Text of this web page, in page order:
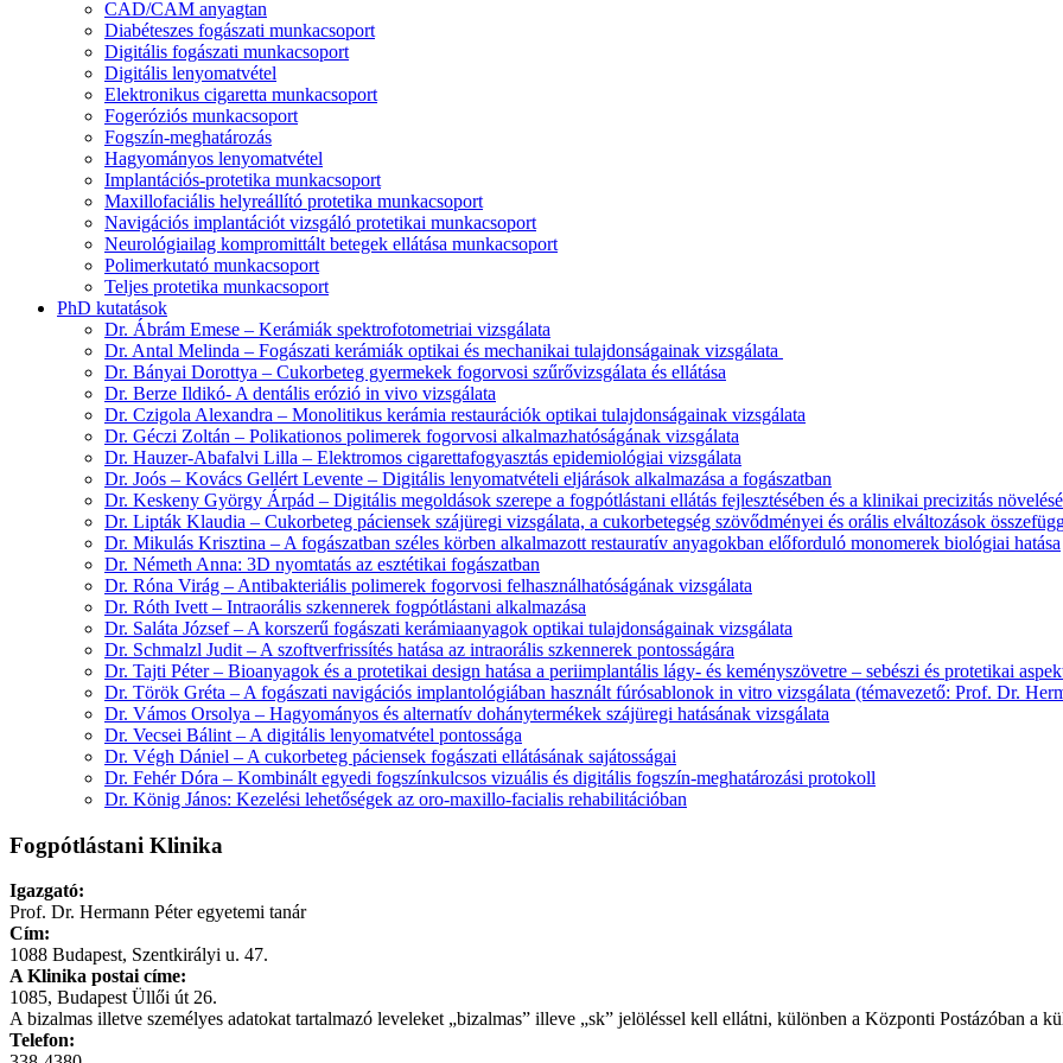
CAD/CAM anyagtan
Diabéteszes fogászati munkacsoport
Digitális fogászati munkacsoport
Digitális lenyomatvétel
Elektronikus cigaretta munkacsoport
Fogeróziós munkacsoport
Fogszín-meghatározás
Hagyományos lenyomatvétel
Implantációs-protetika munkacsoport
Maxillofaciális helyreállító protetika munkacsoport
Navigációs implantációt vizsgáló protetikai munkacsoport
Neurológiailag kompromittált betegek ellátása munkacsoport
Polimerkutató munkacsoport
Teljes protetika munkacsoport
PhD kutatások
Dr. Ábrám Emese – Kerámiák spektrofotometriai vizsgálata
Dr. Antal Melinda – Fogászati kerámiák optikai és mechanikai tulajdonságainak vizsgálata
Dr. Bányai Dorottya – Cukorbeteg gyermekek fogorvosi szűrővizsgálata és ellátása
Dr. Berze Ildikó- A dentális erózió in vivo vizsgálata
Dr. Czigola Alexandra – Monolitikus kerámia restaurációk optikai tulajdonságainak vizsgálata
Dr. Géczi Zoltán – Polikationos polimerek fogorvosi alkalmazhatóságának vizsgálata
Dr. Hauzer-Abafalvi Lilla – Elektromos cigarettafogyasztás epidemiológiai vizsgálata
Dr. Joós – Kovács Gellért Levente – Digitális lenyomatvételi eljárások alkalmazása a fogászatban
Dr. Keskeny György Árpád – Digitális megoldások szerepe a fogpótlástani ellátás fejlesztésében és a klinikai precizitás
Dr. Lipták Klaudia – Cukorbeteg páciensek szájüregi vizsgálata, a cukorbetegség szövődményei és orális elváltozások
Dr. Mikulás Krisztina – A fogászatban széles körben alkalmazott restauratív anyagokban előforduló monomerek biológiai hatása
Dr. Németh Anna: 3D nyomtatás az esztétikai fogászatban
Dr. Róna Virág – Antibakteriális polimerek fogorvosi felhasználhatóságának vizsgálata
Dr. Róth Ivett – Intraorális szkennerek fogpótlástani alkalmazása
Dr. Saláta József – A korszerű fogászati kerámiaanyagok optikai tulajdonságainak vizsgálata
Dr. Schmalzl Judit – A szoftverfrissítés hatása az intraorális szkennerek pontosságára
Dr. Tajti Péter – Bioanyagok és a protetikai design hatása a periimplantális lágy- és keményszövetre – sebészi és protetikai
Dr. Török Gréta – A fogászati navigációs implantológiában használt fúrósablonok in vitro vizsgálata (témavezető: Prof. Dr.
Dr. Vámos Orsolya – Hagyományos és alternatív dohánytermékek szájüregi hatásának vizsgálata
Dr. Vecsei Bálint – A digitális lenyomatvétel pontossága
Dr. Végh Dániel – A cukorbeteg páciensek fogászati ellátásának sajátosságai
Dr. Fehér Dóra – Kombinált egyedi fogszínkulcsos vizuális és digitális fogszín-meghatározási protokoll
Dr. König János: Kezelési lehetőségek az oro-maxillo-facialis rehabilitációban
Fogpótlástani Klinika
Igazgató:
Prof. Dr. Hermann Péter egyetemi tanár
Cím:
1088 Budapest, Szentkirályi u. 47.
A Klinika postai címe:
1085, Budapest Üllői út 26.
A bizalmas illetve személyes adatokat tartalmazó leveleket „bizalmas” illeve „sk” jelöléssel kell ellátni, különben a Központi Postázóban a
Telefon: